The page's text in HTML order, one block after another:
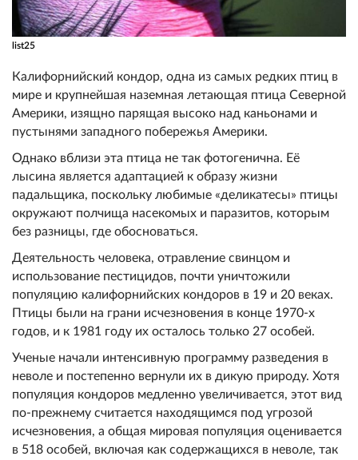
list25
Калифорнийский кондор, одна из самых редких птиц в
мире и крупнейшая наземная летающая птица Северной
Америки, изящно парящая высоко над каньонами и
пустынями западного побережья Америки.
Однако вблизи эта птица не так фотогенична. Её
лысина является адаптацией к образу жизни
падальщика, поскольку любимые «деликатесы» птицы
окружают полчища насекомых и паразитов, которым
без разницы, где обосноваться.
Деятельность человека, отравление свинцом и
использование пестицидов, почти уничтожили
популяцию калифорнийских кондоров в 19 и 20 веках.
Птицы были на грани исчезновения в конце 1970-х
годов, и к 1981 году их осталось только 27 особей.
Ученые начали интенсивную программу разведения в
неволе и постепенно вернули их в дикую природу. Хотя
популяция кондоров медленно увеличивается, этот вид
по-прежнему считается находящимся под угрозой
исчезновения, а общая мировая популяция оценивается
в 518 особей, включая как содержащихся в неволе, так